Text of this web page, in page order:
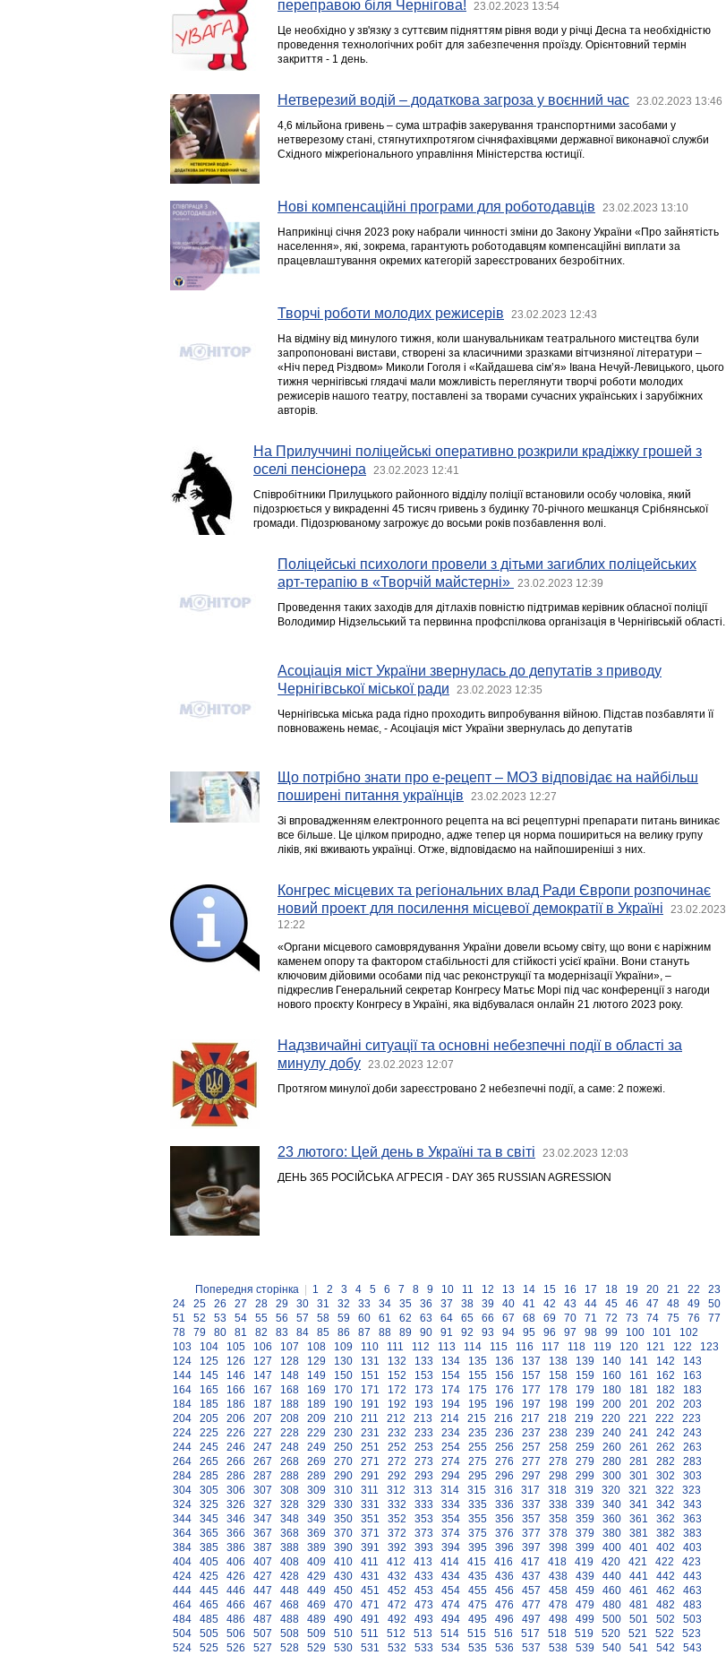
переправою біля Чернігова!
23.02.2023 13:54
Це необхідно у зв'язку з суттєвим підняттям рівня води у річці Десна та необхідністю
проведення технологічних робіт для забезпечення проїзду. Орієнтовний термін
закриття - 1 день.
Нетверезий водій – додаткова загроза у воєнний час 23.02.2023 13:46
4,6 мільйона гривень – сума штрафів закерування транспортними засобами у
нетверезому стані, стягнутихпротягом січняфахівцями державної виконавчої служби
Східного міжрегіонального управління Міністерства юстиції.
Нові компенсаційні програми для роботодавців 23.02.2023 13:10
Наприкінці січня 2023 року набрали чинності зміни до Закону України «Про зайнятість
населення», які, зокрема, гарантують роботодавцям компенсаційні виплати за
працевлаштування окремих категорій зареєстрованих безробітних.
Творчі роботи молодих режисерів 23.02.2023 12:43
На відміну від минулого тижня, коли шанувальникам театрального мистецтва були
запропоновані вистави, створені за класичними зразками вітчизняної літератури –
«Ніч перед Різдвом» Миколи Гоголя і «Кайдашева сім’я» Івана Нечуй-Левицького, цього
тижня чернігівські глядачі мали можливість переглянути творчі роботи молодих
режисерів нашого театру, поставлені за творами сучасних українських і зарубіжних
авторів.
На Прилуччині поліцейські оперативно розкрили крадіжку грошей з
оселі пенсіонера
23.02.2023 12:41
Співробітники Прилуцького районного відділу поліції встановили особу чоловіка, який
підозрюється у викраденні 45 тисяч гривень з будинку 70-річного мешканця Срібнянської
громади. Підозрюваному загрожує до восьми років позбавлення волі.
Поліцейські психологи провели з дітьми загиблих поліцейських
арт-терапію в «Творчій майстерні»
23.02.2023 12:39
Проведення таких заходів для дітлахів повністю підтримав керівник обласної поліції
Володимир Нідзельський та первинна профспілкова організація в Чернігівській області.
Асоціація міст України звернулась до депутатів з приводу
Чернігівської міської ради
23.02.2023 12:35
Чернігівська міська рада гідно проходить випробування війною. Підстав позбавляти її
повноважень немає, - Асоціація міст України звернулась до депутатів
Що потрібно знати про е-рецепт – МОЗ відповідає на найбільш
поширені питання українців
23.02.2023 12:27
Зі впровадженням електронного рецепта на всі рецептурні препарати питань виникає
все більше. Це цілком природно, адже тепер ця норма пошириться на велику групу
ліків, які вживають українці. Отже, відповідаємо на найпоширеніші з них.
Конгрес місцевих та регіональних влад Ради Європи розпочинає
новий проект для посилення місцевої демократії в Україні
23.02.2023
12:22
«Органи місцевого самоврядування України довели всьому світу, що вони є наріжним
каменем опору та фактором стабільності для стійкості усієї країни. Вони стануть
ключовим дійовими особами під час реконструкції та модернізації України», –
підкреслив Генеральний cекретар Конгресу Матьє Морі під час конференції з нагоди
нового проєкту Конгресу в Україні, яка відбувалася онлайн 21 лютого 2023 року.
Надзвичайні ситуації та основні небезпечні події в області за
минулу добу
23.02.2023 12:07
Протягом минулої доби зареєстровано 2 небезпечні події, а саме: 2 пожежі.
23 лютого: Цей день в Україні та в світі 23.02.2023 12:03
ДЕНЬ 365 РОСІЙСЬКА АГРЕСІЯ - DAY 365 RUSSIAN AGRESSION
Попередня сторінка 1 2 3 4 5 6 7 8 9 10 11 12 13 14 15 16 17 18 19 20 21 22
23
24
25 26 27 28 29 30 31 32 33 34 35 36 37 38 39 40 41 42 43 44 45 46 47 48 49
50
51
52 53 54 55 56 57 58 59 60 61 62 63 64 65 66 67 68 69 70 71 72 73 74 75 76
77
78
79 80 81 82 83 84 85 86 87 88 89 90 91 92 93 94 95 96 97 98 99 100 101
102
103
104 105 106 107 108 109 110 111 112 113 114 115 116 117 118 119 120 121 122
123
124
125 126 127 128 129 130 131 132 133 134 135 136 137 138 139 140 141 142
143
144
145 146 147 148 149 150 151 152 153 154 155 156 157 158 159 160 161 162
163
164
165 166 167 168 169 170 171 172 173 174 175 176 177 178 179 180 181 182
183
184
185 186 187 188 189 190 191 192 193 194 195 196 197 198 199 200 201 202
203
204
205 206 207 208 209 210 211 212 213 214 215 216 217 218 219 220 221 222
223
224
225 226 227 228 229 230 231 232 233 234 235 236 237 238 239 240 241 242
243
244
245 246 247 248 249 250 251 252 253 254 255 256 257 258 259 260 261 262
263
264
265 266 267 268 269 270 271 272 273 274 275 276 277 278 279 280 281 282
283
284
285 286 287 288 289 290 291 292 293 294 295 296 297 298 299 300 301 302
303
304
305 306 307 308 309 310 311 312 313 314 315 316 317 318 319 320 321 322
323
324
325 326 327 328 329 330 331 332 333 334 335 336 337 338 339 340 341 342
343
344
345 346 347 348 349 350 351 352 353 354 355 356 357 358 359 360 361 362
363
364
365 366 367 368 369 370 371 372 373 374 375 376 377 378 379 380 381 382
383
384
385 386 387 388 389 390 391 392 393 394 395 396 397 398 399 400 401 402
403
404
405 406 407 408 409 410 411 412 413 414 415 416 417 418 419 420 421 422
423
424
425 426 427 428 429 430 431 432 433 434 435 436 437 438 439 440 441 442
443
444
445 446 447 448 449 450 451 452 453 454 455 456 457 458 459 460 461 462
463
464
465 466 467 468 469 470 471 472 473 474 475 476 477 478 479 480 481 482
483
484
485 486 487 488 489 490 491 492 493 494 495 496 497 498 499 500 501 502
503
504
505 506 507 508 509 510 511 512 513 514 515 516 517 518 519 520 521 522
523
524
525 526 527 528 529 530 531 532 533 534 535 536 537 538 539 540 541 542
543